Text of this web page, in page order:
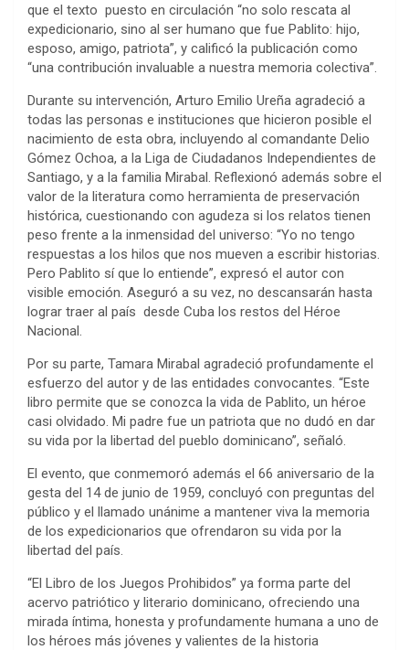
que el texto puesto en circulación “no solo rescata al
expedicionario, sino al ser humano que fue Pablito: hijo,
esposo, amigo, patriota”, y calificó la publicación como
“una contribución invaluable a nuestra memoria colectiva”.
Durante su intervención, Arturo Emilio Ureña agradeció a
todas las personas e instituciones que hicieron posible el
nacimiento de esta obra, incluyendo al comandante Delio
Gómez Ochoa, a la Liga de Ciudadanos Independientes de
Santiago, y a la familia Mirabal. Reflexionó además sobre el
valor de la literatura como herramienta de preservación
histórica, cuestionando con agudeza si los relatos tienen
peso frente a la inmensidad del universo: “Yo no tengo
respuestas a los hilos que nos mueven a escribir historias.
Pero Pablito sí que lo entiende”, expresó el autor con
visible emoción. Aseguró a su vez, no descansarán hasta
lograr traer al país desde Cuba los restos del Héroe
Nacional.
Por su parte, Tamara Mirabal agradeció profundamente el
esfuerzo del autor y de las entidades convocantes. “Este
libro permite que se conozca la vida de Pablito, un héroe
casi olvidado. Mi padre fue un patriota que no dudó en dar
su vida por la libertad del pueblo dominicano”, señaló.
El evento, que conmemoró además el 66 aniversario de la
gesta del 14 de junio de 1959, concluyó con preguntas del
público y el llamado unánime a mantener viva la memoria
de los expedicionarios que ofrendaron su vida por la
libertad del país.
“El Libro de los Juegos Prohibidos” ya forma parte del
acervo patriótico y literario dominicano, ofreciendo una
mirada íntima, honesta y profundamente humana a uno de
los héroes más jóvenes y valientes de la historia